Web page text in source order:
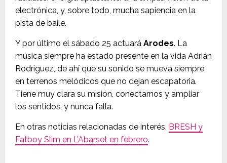
electrónica, y, sobre todo, mucha sapiencia en la
pista de baile.
Y por último el sábado 25 actuará Arodes. La
música siempre ha estado presente en la vida Adrián
Rodriguez, de ahí que su sonido se mueva siempre
en terrenos melódicos que no dejan escapatoria.
Tiene muy clara su misión, conectarnos y ampliar
los sentidos, y nunca falla.
En otras noticias relacionadas de interés, BRESH y
Fatboy Slim en L’Abarset en febrero.